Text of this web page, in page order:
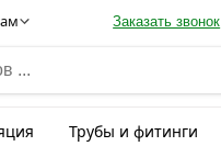
Заказать звонок
Трубы и фитинги